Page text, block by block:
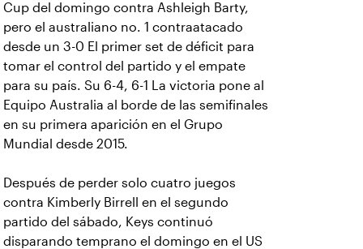
Cup del domingo contra Ashleigh Barty,
pero el australiano no. 1 contraatacado
desde un 3-0 El primer set de déficit para
tomar el control del partido y el empate
para su país. Su 6-4, 6-1 La victoria pone al
Equipo Australia al borde de las semifinales
en su primera aparición en el Grupo
Mundial desde 2015.
Después de perder solo cuatro juegos
contra Kimberly Birrell en el segundo
partido del sábado, Keys continuó
disparando temprano el domingo en el US